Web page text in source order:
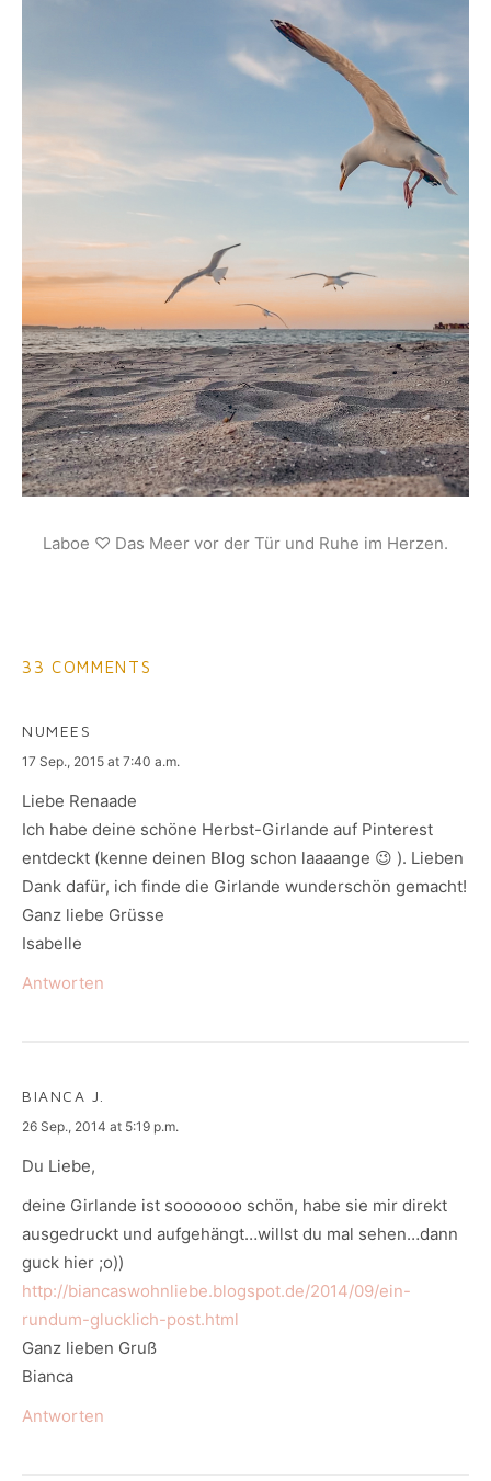
Laboe ♡ Das Meer vor der Tür und Ruhe im Herzen.
33 COMMENTS
NUMEES
says:
17 Sep., 2015 at 7:40 a.m.
Liebe Renaade
Ich habe deine schöne Herbst-Girlande auf Pinterest
entdeckt (kenne deinen Blog schon laaaange 😉 ). Lieben
Dank dafür, ich finde die Girlande wunderschön gemacht!
Ganz liebe Grüsse
Isabelle
Antworten
BIANCA J.
says:
26 Sep., 2014 at 5:19 p.m.
Du Liebe,
deine Girlande ist sooooooo schön, habe sie mir direkt
ausgedruckt und aufgehängt…willst du mal sehen…dann
guck hier ;o))
http://biancaswohnliebe.blogspot.de/2014/09/ein-
rundum-glucklich-post.html
Ganz lieben Gruß
Bianca
Antworten